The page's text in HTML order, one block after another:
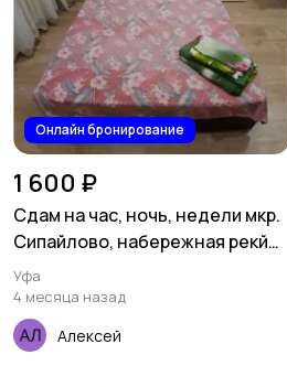
Онлайн бронирование
1 600 ₽
Сдам на час, ночь, недели мкр.
Сипайлово, набережная рекй
уфы 71
Уфа
4 месяца назад
Алексей